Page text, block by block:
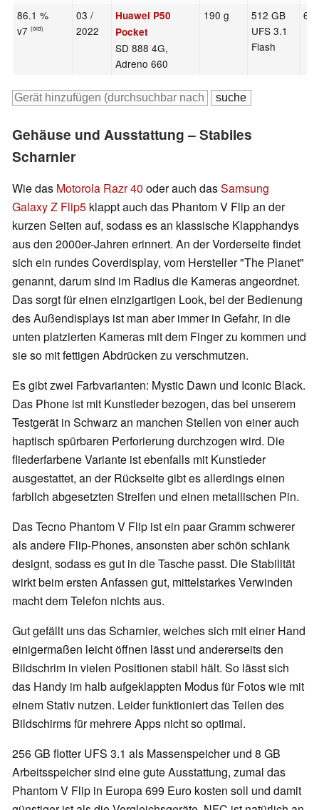
86.1 %
v7(old)
03 /
2022
Huawei P50
Pocket
SD 888 4G,
Adreno 660
190 g
512 GB
UFS 3.1
Flash
Gehäuse und Ausstattung – Stabiles
Scharnier
Wie das Motorola Razr 40 oder auch dasSamsung
Galaxy Z Flip5 klappt auch das Phantom V Flip an der
kurzen Seiten auf, sodass es an klassische Klapphandys
aus den 2000er-Jahren erinnert. An der Vorderseite findet
sich ein rundes Coverdisplay, vom Hersteller "The Planet"
genannt, darum sind im Radius die Kameras angeordnet.
Das sorgt für einen einzigartigen Look, bei der Bedienung
des Außendisplays ist man aber immer in Gefahr, in die
unten platzierten Kameras mit dem Finger zu kommen und
sie so mit fettigen Abdrücken zu verschmutzen.
Es gibt zwei Farbvarianten: Mystic Dawn und Iconic Black.
Das Phone ist mit Kunstleder bezogen, das bei unserem
Testgerät in Schwarz an manchen Stellen von einer auch
haptisch spürbaren Perforierung durchzogen wird. Die
fliederfarbene Variante ist ebenfalls mit Kunstleder
ausgestattet, an der Rückseite gibt es allerdings einen
farblich abgesetzten Streifen und einen metallischen Pin.
Das Tecno Phantom V Flip ist ein paar Gramm schwerer
als andere Flip-Phones, ansonsten aber schön schlank
designt, sodass es gut in die Tasche passt. Die Stabilität
wirkt beim ersten Anfassen gut, mittelstarkes Verwinden
macht dem Telefon nichts aus.
Gut gefällt uns das Scharnier, welches sich mit einer Hand
einigermaßen leicht öffnen lässt und andererseits den
Bildschrim in vielen Positionen stabil hält. So lässt sich
das Handy im halb aufgeklappten Modus für Fotos wie mit
einem Stativ nutzen. Leider funktioniert das Teilen des
Bildschirms für mehrere Apps nicht so optimal.
256 GB flotter UFS 3.1 als Massenspeicher und 8 GB
Arbeitsspeicher sind eine gute Ausstattung, zumal das
Phantom V Flip in Europa 699 Euro kosten soll und damit